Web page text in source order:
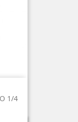
1/4